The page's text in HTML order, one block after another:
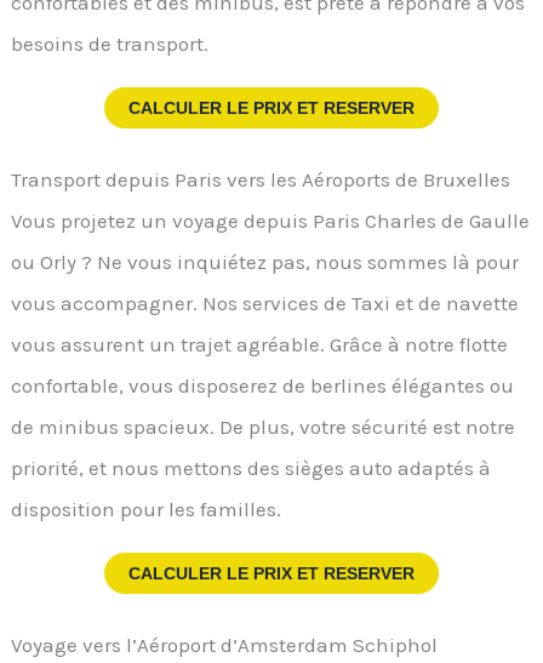
besoins de transport.
CALCULER LE PRIX ET RESERVER
Transport depuis Paris vers les Aéroports de Bruxelles
Vous projetez un voyage depuis Paris Charles de Gaulle
ou Orly ? Ne vous inquiétez pas, nous sommes là pour
vous accompagner. Nos services de Taxi et de navette
vous assurent un trajet agréable. Grâce à notre flotte
confortable, vous disposerez de berlines élégantes ou
de minibus spacieux. De plus, votre sécurité est notre
priorité, et nous mettons des sièges auto adaptés à
disposition pour les familles.
CALCULER LE PRIX ET RESERVER
Voyage vers l’Aéroport d’Amsterdam Schiphol